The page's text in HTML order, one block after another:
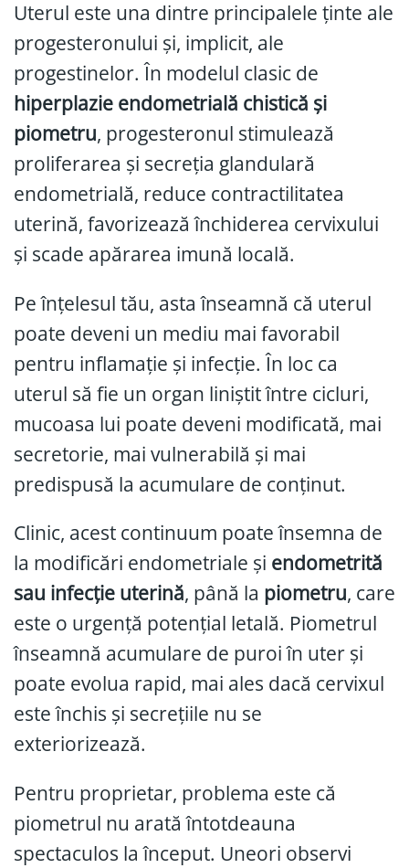
Uterul este una dintre principalele ținte ale
progesteronului și, implicit, ale
progestinelor. În modelul clasic de
hiperplazie endometrială chistică și
piometru, progesteronul stimulează
proliferarea și secreția glandulară
endometrială, reduce contractilitatea
uterină, favorizează închiderea cervixului
și scade apărarea imună locală.
Pe înțelesul tău, asta înseamnă că uterul
poate deveni un mediu mai favorabil
pentru inflamație și infecție. În loc ca
uterul să fie un organ liniștit între cicluri,
mucoasa lui poate deveni modificată, mai
secretorie, mai vulnerabilă și mai
predispusă la acumulare de conținut.
Clinic, acest continuum poate însemna de
la modificări endometriale și endometrită
sau infecție uterină, până la piometru, care
este o urgență potențial letală. Piometrul
înseamnă acumulare de puroi în uter și
poate evolua rapid, mai ales dacă cervixul
este închis și secrețiile nu se
exteriorizează.
Pentru proprietar, problema este că
piometrul nu arată întotdeauna
spectaculos la început. Uneori observi